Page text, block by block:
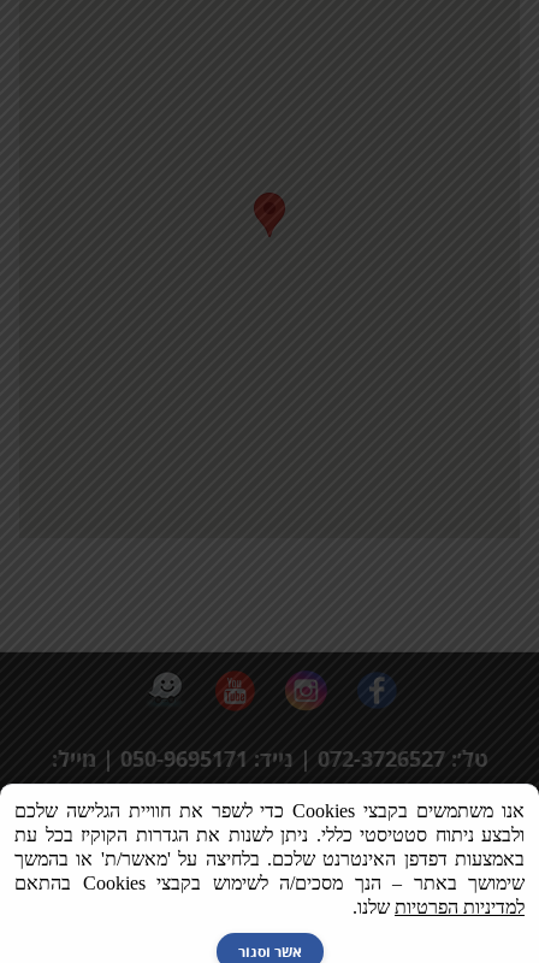
טל׳: 072-3726527 | נייד: 050-9695171 | מייל:
rafting@rafting.co.il
|מדיניות האתר
השימוש באתר מהווה הסכמה למדיניות הפרטיות ותנאי השימוש
המפורטים באתר. אם אינך מסכים/ה להם – אנא הימנע/י משימוש באתר.
השירות באתר מיועד לבגירים מעל גיל 18 בלבד. החברה אינה אוספת
מידע מקטינים ביודעין, וכל מידע שיימסר על ידי קטינים יימחק.
אשר וסגור
ולבצע ניתוח סטטיסטי כללי.
באמצעות דפדפן האינטרנט שלכם.
שימושך באתר – הנך מסכים/ה לשימוש בקבצי Cookies בהתאם
למדיניות הפרטיות שלנו.